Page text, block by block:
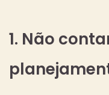
1. Não